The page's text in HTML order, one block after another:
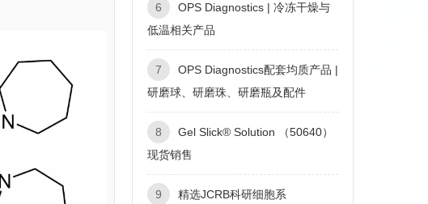
6
OPS Diagnostics | 冷冻干燥与
低温相关产品
7
OPS Diagnostics配套均质产品 |
研磨球、研磨珠、研磨瓶及配件
8
Gel Slick® Solution （50640）
现货销售
9 精选JCRB科研细胞系